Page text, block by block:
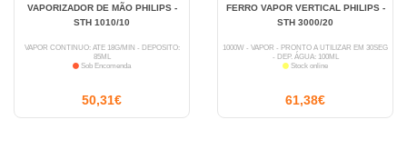
VAPORIZADOR DE MÃO PHILIPS -
STH 1010/10
VAPOR CONTÍNUO: ATÉ 18G/MIN - DEPÓSITO:
85ML
Sob Encomenda
50,31€
FERRO VAPOR VERTICAL PHILIPS -
STH 3000/20
1000W - VAPOR - PRONTO A UTILIZAR EM 30SEG
- DEP. ÁGUA: 100ML
Stock online
61,38€